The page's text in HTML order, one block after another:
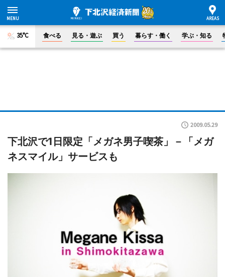
35°C 食べる 見る・遊ぶ 買う 暮らす・働く 学ぶ・知る
2009.05.29
下北沢で1日限定「メガネ男子喫茶」－「メガ
ネスマイル」サービスも